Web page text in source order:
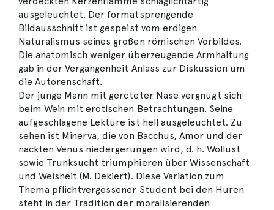
ausgeleuchtet. Der formatsprengende
Bildausschnitt ist gespeist vom erdigen
Naturalismus seines großen römischen Vorbildes.
Die anatomisch weniger überzeugende Armhaltung
gab in der Vergangenheit Anlass zur Diskussion um
die Autorenschaft.
Der junge Mann mit geröteter Nase vergnügt sich
beim Wein mit erotischen Betrachtungen. Seine
aufgeschlagene Lektüre ist hell ausgeleuchtet. Zu
sehen ist Minerva, die von Bacchus, Amor und der
nackten Venus niedergerungen wird, d. h. Wollust
sowie Trunksucht triumphieren über Wissenschaft
und Weisheit (M. Dekiert). Diese Variation zum
Thema pflichtvergessener Student bei den Huren
steht in der Tradition der moralisierenden